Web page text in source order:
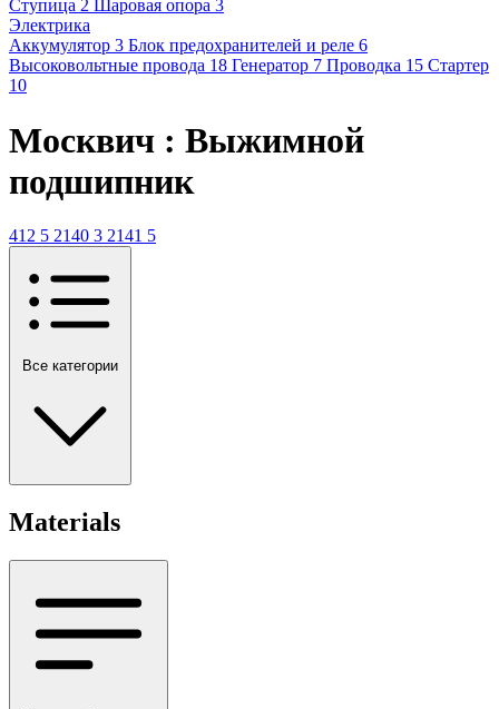
Ступица 2 Шаровая опора 3
Электрика
Аккумулятор 3 Блок предохранителей и реле 6
Высоковольтные провода 18 Генератор 7 Проводка 15 Стартер
10
Москвич : Выжимной
подшипник
412 5 2140 3 2141 5
Все категории
Materials